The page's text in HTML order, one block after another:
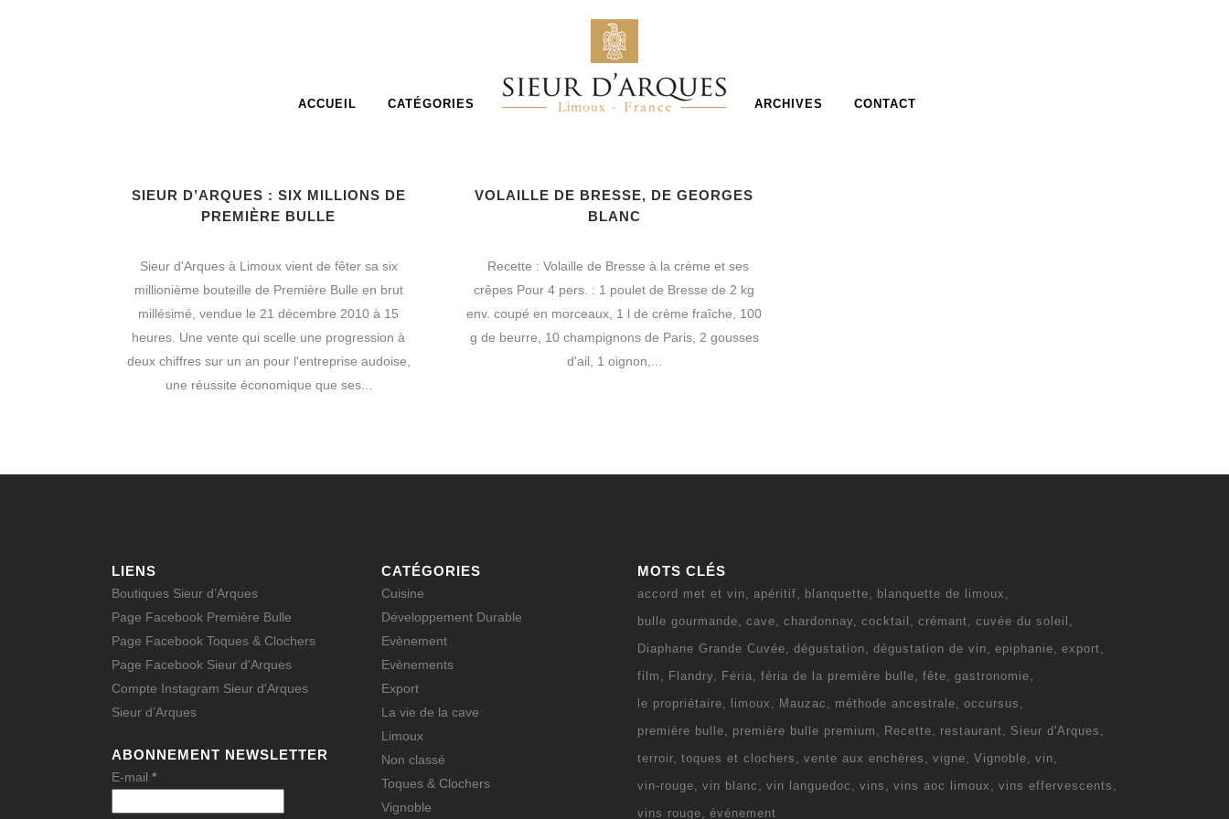
ACCUEIL CATÉGORIES ARCHIVES CONTACT
SIEUR D’ARQUES : SIX MILLIONS DE
PREMIÈRE BULLE
Sieur d'Arques à Limoux vient de fêter sa six
millionième bouteille de Première Bulle en brut
millésimé, vendue le 21 décembre 2010 à 15
heures. Une vente qui scelle une progression à
deux chiffres sur un an pour l'entreprise audoise,
une réussite économique que ses...
VOLAILLE DE BRESSE, DE GEORGES
BLANC
Recette : Volaille de Bresse à la crème et ses
crêpes Pour 4 pers. : 1 poulet de Bresse de 2 kg
env. coupé en morceaux, 1 l de crème fraîche, 100
g de beurre, 10 champignons de Paris, 2 gousses
d'ail, 1 oignon,...
LIENS
Boutiques Sieur d’Arques
Page Facebook Première Bulle
Page Facebook Toques & Clochers
Page Facebook Sieur d'Arques
Compte Instagram Sieur d'Arques
Sieur d’Arques
ABONNEMENT NEWSLETTER
E-mail *
CATÉGORIES
Cuisine
Développement Durable
Evènement
Evènements
Export
La vie de la cave
Limoux
Non classé
Toques & Clochers
Vignoble
MOTS CLÉS
accord met et vin apéritif blanquette
blanquette de limoux
bulle gourmande
cave chardonnay cocktail crémant
cuvée du soleil
Diaphane Grande Cuvée
dégustation dégustation de vin epiphanie
export
film
Flandry Féria féria de la première bulle fête
gastronomie
le propriétaire
limoux Mauzac méthode ancestrale
occursus
première bulle
première bulle premium Recette restaurant
Sieur d'Arques
terroir toques et clochers vente aux enchères vigne Vignoble
vin
vin-rouge
vin blanc vin languedoc vins vins aoc limoux
vins effervescents
vins rouge
événement